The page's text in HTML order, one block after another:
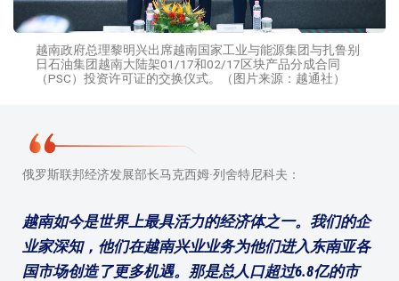
越南政府总理黎明兴出席越南国家工业与能源集团与扎鲁别
日石油集团越南大陆架01/17和02/17区块产品分成合同
（PSC）投资许可证的交换仪式。（图片来源：越通社）
俄罗斯联邦经济发展部长马克西姆·列舍特尼科夫：
越南如今是世界上最具活力的经济体之一。我们的企
业家深知，他们在越南兴业业务为他们进入东南亚各
国市场创造了更多机遇。那是总人口超过6.8亿的市